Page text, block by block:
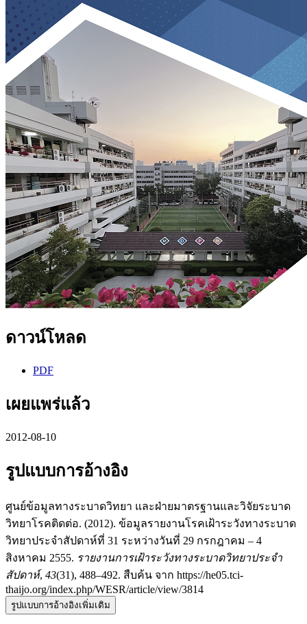
ดาวน์โหลด
PDF
เผยแพร่แล้ว
2012-08-10
รูปแบบการอ้างอิง
ศูนย์ข้อมูลทางระบาดวิทยา และฝ่ายมาตรฐานและวิจัยระบาด
วิทยาโรคติดต่อ. (2012). ข้อมูลรายงานโรคเฝ้าระวังทางระบาด
วิทยาประจำสัปดาห์ที่ 31 ระหว่างวันที่ 29 กรกฎาคม – 4
สิงหาคม 2555. รายงานการเฝ้าระวังทางระบาดวิทยาประจำ
สัปดาห์, 43(31), 488–492. สืบค้น จาก https://he05.tci-
thaijo.org/index.php/WESR/article/view/3814
รูปแบบการอ้างอิงเพิ่มเติม